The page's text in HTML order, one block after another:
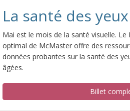
La santé des yeux
Mai est le mois de la santé visuelle.
optimal de McMaster offre des
données probantes sur la santé des
âgées.
Billet